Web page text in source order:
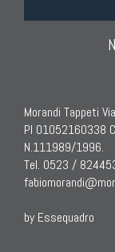
Morandi Tappeti
PI 01052160338
N.111989/1996.
Tel. 0523 /
by Essequadro